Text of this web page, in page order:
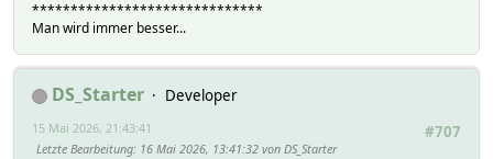
******************************
Man wird immer besser...
DS_Starter
Developer
#707
15 Mai 2026, 21:43:41
Letzte Bearbeitung: 16 Mai 2026, 13:41:32 von DS_Starter